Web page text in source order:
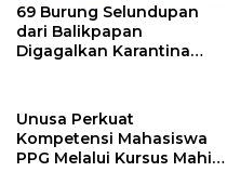
69 Burung Selundupan
dari Balikpapan
Digagalkan Karantina
Unusa Perkuat
Kompetensi Mahasiswa
PPG Melalui Kursus Mahir